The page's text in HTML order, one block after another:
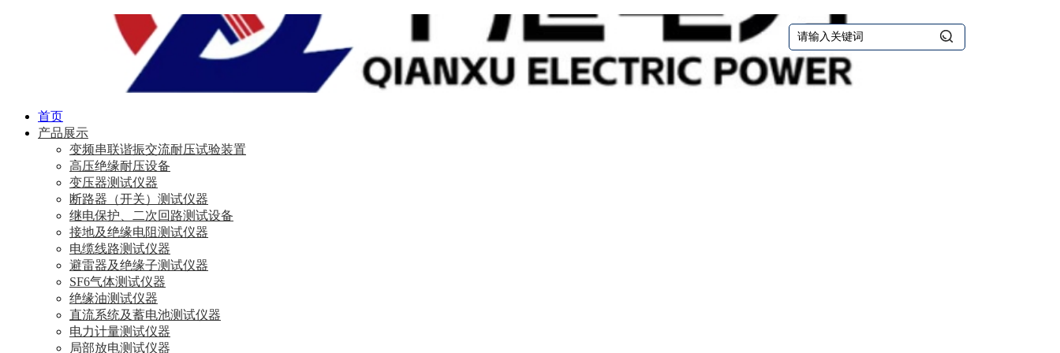
首页
产品展示
变频串联谐振交流耐压试验装置
高压绝缘耐压设备
变压器测试仪器
断路器（开关）测试仪器
继电保护、二次回路测试设备
接地及绝缘电阻测试仪器
电缆线路测试仪器
避雷器及绝缘子测试仪器
SF6气体测试仪器
绝缘油测试仪器
直流系统及蓄电池测试仪器
电力计量测试仪器
局部放电测试仪器